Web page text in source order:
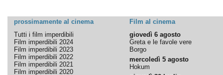
prossimamente al cinema
Film al cinema
Tutti i film imperdibili
Film imperdibili 2024
Film imperdibili 2023
Film imperdibili 2022
Film imperdibili 2021
Film imperdibili 2020
giovedì 6 agosto
Greta e le favole vere
Borgo
mercoledì 5 agosto
Hokum